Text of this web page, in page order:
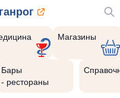
Магазины
Бары
- рестораны